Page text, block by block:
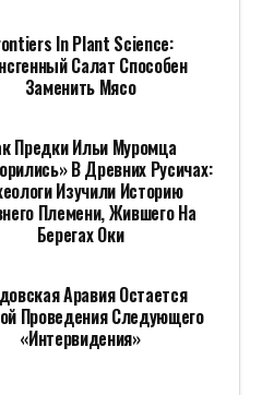
In Plant Science:
Салат Способен
Заменить Мясо
Предки Ильи Муромца
В Древних Русичах:
Изучили Историю
Племени, Жившего На
Берегах Оки
Аравия Остается
Проведения Следующего
«Интервидения»